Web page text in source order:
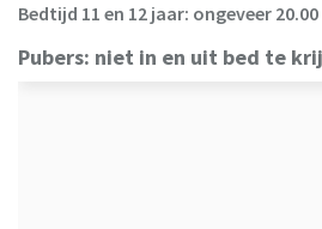
Bedtijd 11 en 12 jaar: ongeveer 20.00
Pubers: niet in en uit bed te